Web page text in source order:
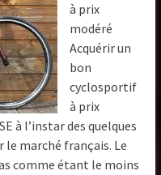
à prix
modéré
Acquérir un
bon
cyclosportif
à prix
à l’instar des quelques
le marché français. Le
comme étant le moins